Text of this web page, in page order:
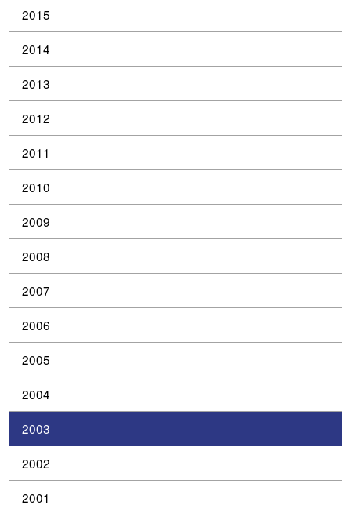
2015
2014
2013
2012
2011
2010
2009
2008
2007
2006
2005
2004
2003
2002
2001